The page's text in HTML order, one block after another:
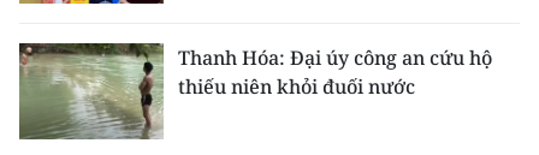
Thanh Hóa: Đại úy công an cứu hộ
thiếu niên khỏi đuối nước